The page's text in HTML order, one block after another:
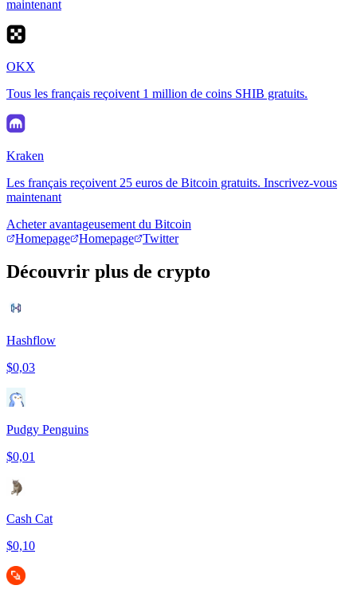
maintenant
OKX
Tous les français reçoivent 1 million de coins SHIB gratuits.
Kraken
Les français reçoivent 25 euros de Bitcoin gratuits. Inscrivez-vous
maintenant
Acheter avantageusement du Bitcoin
Homepage
Homepage Twitter
Découvrir plus de crypto
Hashflow
$0,03
Pudgy Penguins
$0,01
Cash Cat
$0,10